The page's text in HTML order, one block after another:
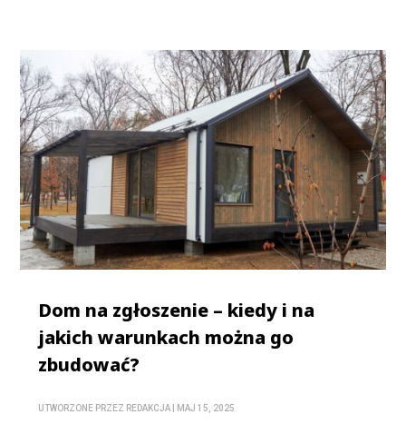
Dom na zgłoszenie – kiedy i na
jakich warunkach można go
zbudować?
UTWORZONE PRZEZ REDAKCJA MAJ 15, 2025